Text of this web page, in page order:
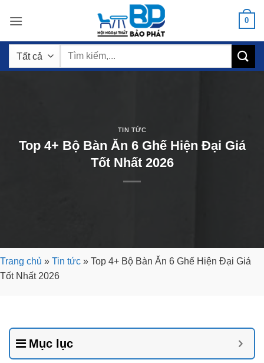
qua
dung
0
Tìm
TIN TỨC
Top 4+ Bộ Bàn Ăn 6 Ghế Hiện Đại Giá
Tốt Nhất 2026
Trang chủ » Tin tức » Top 4+ Bộ Bàn Ăn 6 Ghế Hiện Đại Giá
Tốt Nhất 2026
Mục lục